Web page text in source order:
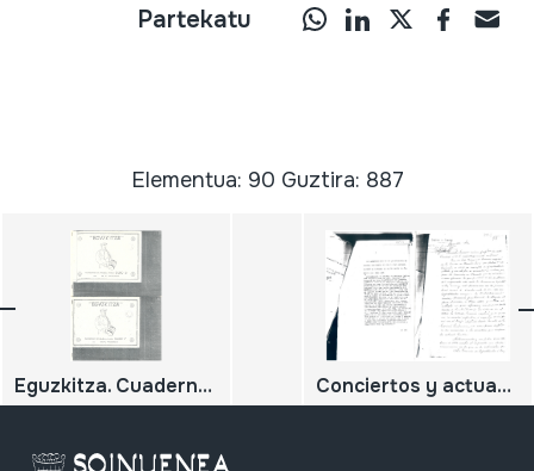
Partekatu
Elementua: 90 Guztira: 887
Eguzkitza. Cuaderno de mùsica para silbo 1º. Cuaderno de música para silbo 2º. Cuaderno de mùsica para silbote. Conciertos y actuaciones. Exámenes, convocatorias...de txistularis.